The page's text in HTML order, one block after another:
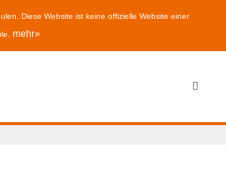
Diese Website ist keine offizielle Website einer
mehr»